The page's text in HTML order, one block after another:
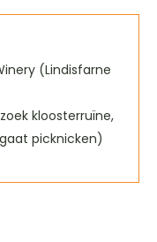
(Lindisfarne
kloosterruïne,
picknicken)